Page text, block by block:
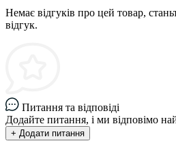
Немає відгуків про цей товар,
відгук.
Питання та відповіді
Додайте питання, і ми відповімо
+ Додати питання